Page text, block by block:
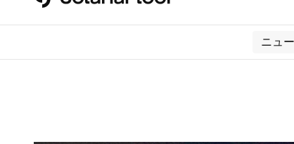
ニュ